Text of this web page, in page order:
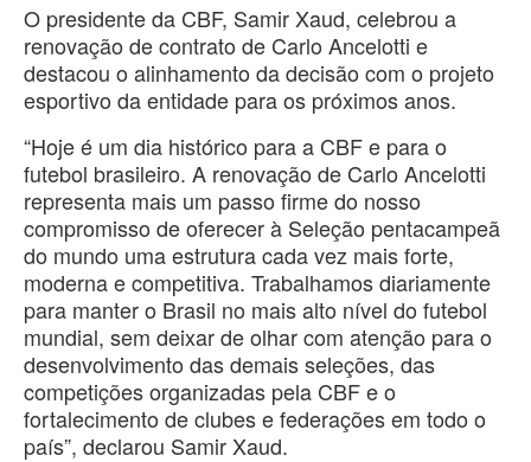
O presidente da CBF, Samir Xaud, celebrou a
renovação de contrato de Carlo Ancelotti e
destacou o alinhamento da decisão com o projeto
esportivo da entidade para os próximos anos.
“Hoje é um dia histórico para a CBF e para o
futebol brasileiro. A renovação de Carlo Ancelotti
representa mais um passo firme do nosso
compromisso de oferecer à Seleção pentacampeã
do mundo uma estrutura cada vez mais forte,
moderna e competitiva. Trabalhamos diariamente
para manter o Brasil no mais alto nível do futebol
mundial, sem deixar de olhar com atenção para o
desenvolvimento das demais seleções, das
competições organizadas pela CBF e o
fortalecimento de clubes e federações em todo o
país”, declarou Samir Xaud.